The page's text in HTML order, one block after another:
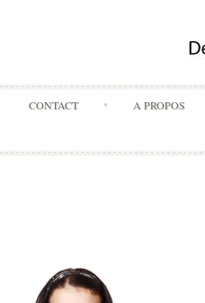
CONTACT A PROPOS